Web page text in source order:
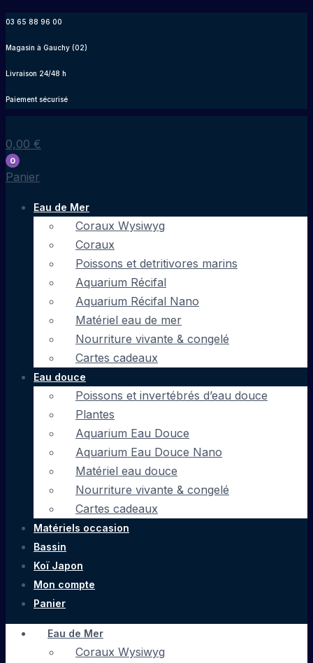
contenu
03 65 88 96 00
Magasin à Gauchy (02)
Livraison 24/48 h
Paiement sécurisé
0,00 €
0
Panier
Eau de Mer
Coraux Wysiwyg
Coraux
Poissons et detritivores marins
Aquarium Récifal
Aquarium Récifal Nano
Matériel eau de mer
Nourriture vivante & congelé
Cartes cadeaux
Eau douce
Poissons et invertébrés d’eau douce
Plantes
Aquarium Eau Douce
Aquarium Eau Douce Nano
Matériel eau douce
Nourriture vivante & congelé
Cartes cadeaux
Matériels occasion
Bassin
Koï Japon
Mon compte
Panier
Eau de Mer
Coraux Wysiwyg